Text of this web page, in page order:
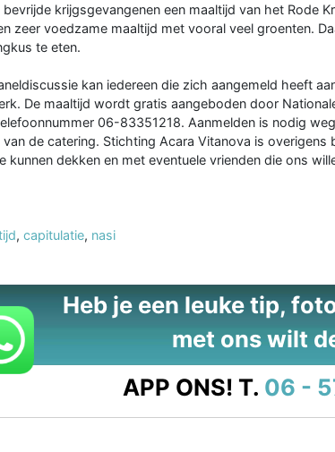
krijgsgevangenen een maaltijd van het Rode
zeer voedzame maaltijd met vooral veel groenten.
te eten.
kan iedereen die zich aangemeld heeft
De maaltijd wordt gratis aangeboden door
06-83351218. Aanmelden is nodig
van de catering. Stichting Acara Vitanova is
kunnen dekken en met eventuele vrienden die ons
, capitulatie, nasi
Heb je een leuke tip,
met ons wilt
APP ONS! T. 06 -